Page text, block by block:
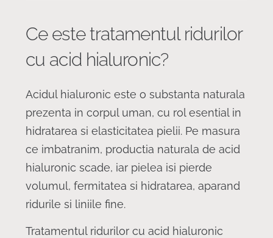
Ce este tratamentul ridurilor
cu acid hialuronic?
Acidul hialuronic este o substanta naturala
prezenta in corpul uman, cu rol esential in
hidratarea si elasticitatea pielii. Pe masura
ce imbatranim, productia naturala de acid
hialuronic scade, iar pielea isi pierde
volumul, fermitatea si hidratarea, aparand
ridurile si liniile fine.
Tratamentul ridurilor cu acid hialuronic